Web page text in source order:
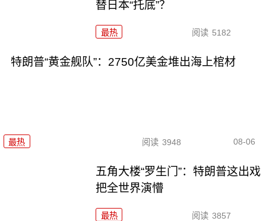
替日本“托底”？
最热 阅读 5182
特朗普“黄金舰队”：2750亿美金堆出海上棺材
最热 阅读 3948 08-06
五角大楼“罗生门”：特朗普这出戏
把全世界演懵
最热 阅读 3857